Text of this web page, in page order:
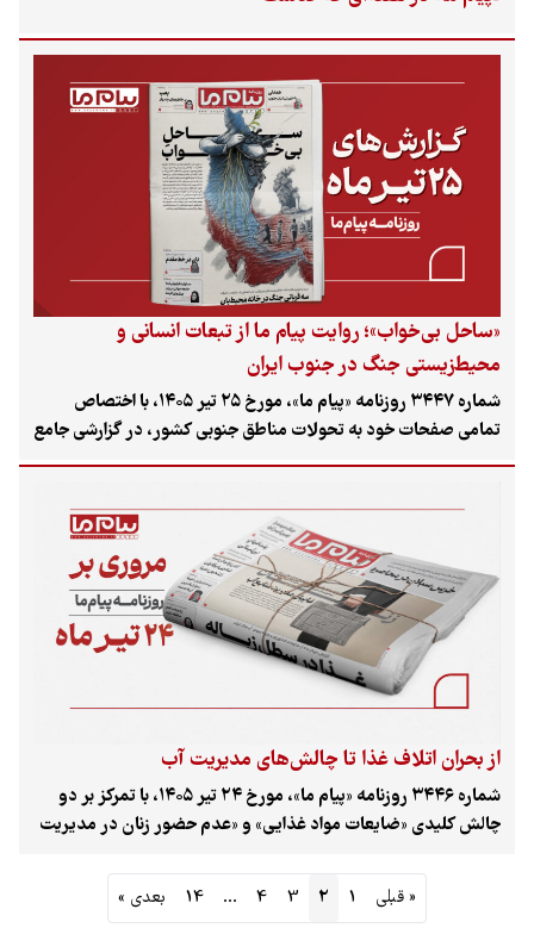
«ساحل بی‌خواب»؛ روایت پیام ما از تبعات انسانی و
محیط‌زیستی جنگ در جنوب ایران
شماره ۳۴۴۷ روزنامه «پیام ما»، مورخ ۲۵ تیر ۱۴۰۵، با اختصاص
تمامی صفحات خود به تحولات مناطق جنوبی کشور، در گزارشی جامع
با عنوان «ساحل بی‌خواب»، ابعاد مختلف تأثیرات جنگ بر زندگی مردم،
قرار داده است. این گزارش ضمن روایت تلخ فقدان غیرنظامیان و
کارکنان ارتش، بر تقویت همدلی ملی و همبستگی مردم ایران با
ساکنان جنوب تأکید می‌کند.
از بحران اتلاف غذا تا چالش‌های مدیریت آب
شماره ۳۴۴۶ روزنامه «پیام ما»، مورخ ۲۴ تیر ۱۴۰۵، با تمرکز بر دو
چالش کلیدی «ضایعات مواد غذایی» و «عدم حضور زنان در مدیریت
انسان و حیات‌وحش در سبلان، وضعیت بحرانی بافت تاریخی شیراز و
فشارهای معیشتی بر رانندگان تاکسی‌های اینترنتی پرداخته است.
« قبلی 1
2
3
4
…
14 بعدی »